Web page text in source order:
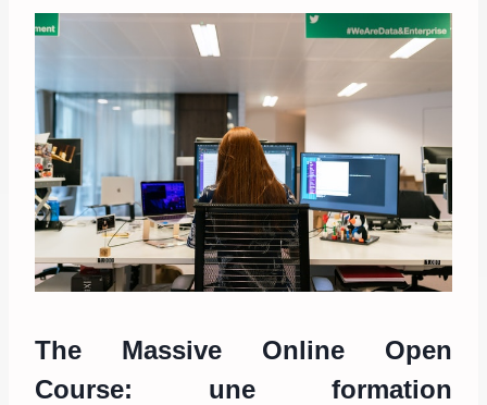
The Massive Online Open
Course: une formation